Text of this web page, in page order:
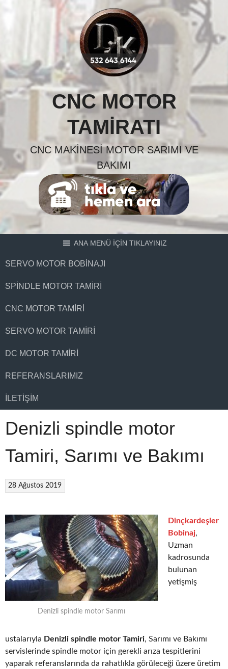
CNC MOTOR
TAMIRATI
CNC MAKINESI MOTOR SARIMI VE
BAKIMI
ANA MENÜ İÇİN TIKLAYINIZ
SERVO MOTOR BOBINAJI
SPINDLE MOTOR TAMIRI
CNC MOTOR TAMIRI
SERVO MOTOR TAMIRI
DC MOTOR TAMIRI
REFERANSLARIMIZ
İLETIŞIM
Denizli spindle motor
Tamiri, Sarımı ve Bakımı
28 Ağustos 2019
Denizli spindle motor Sarımı
Dinçkardeşler
Bobinaj,
Uzman
kadrosunda
bulunan
yetişmiş
ustalarıyla Denizli spindle motor Tamiri, Sarımı ve Bakımı
servislerinde spindle motor için gerekli arıza tespitlerini
yaparak referanslarında da rahatlıkla görüleceği üzere üretim